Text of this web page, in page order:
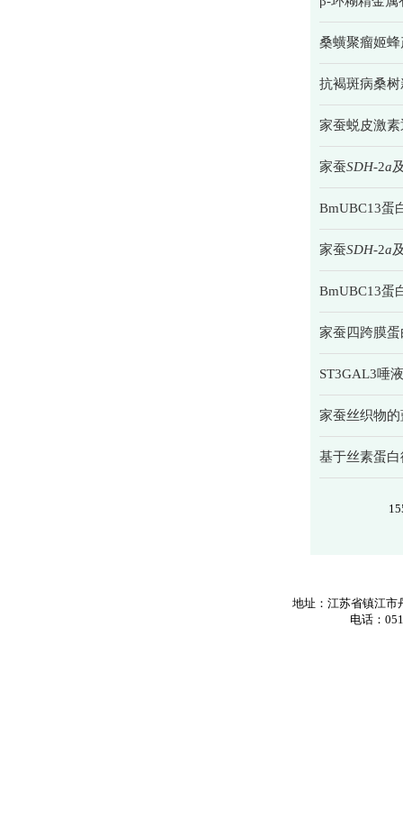
桑蟥聚瘤姬
抗褐斑病桑
家蚕蜕皮激
家蚕SDH-2a
BmUBC13蛋
家蚕SDH-2a
BmUBC13蛋
家蚕四跨膜
ST3GAL3唾
家蚕丝织物
基于丝素蛋
地址：江苏省镇江市
电话：